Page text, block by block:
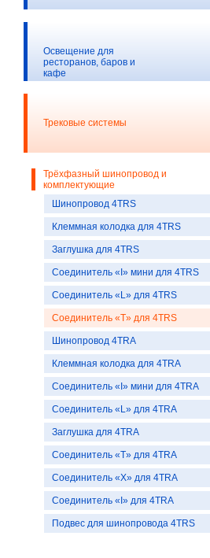
Освещение для
ресторанов, баров и
кафе
Трековые системы
Трёхфазный шинопровод и
комплектующие
Шинопровод 4TRS
Клеммная колодка для 4TRS
Заглушка для 4TRS
Соединитель «I» мини для 4TRS
Соединитель «L» для 4TRS
Соединитель «T» для 4TRS
Шинопровод 4TRA
Клеммная колодка для 4TRA
Соединитель «I» мини для 4TRA
Соединитель «L» для 4TRA
Заглушка для 4TRA
Соединитель «T» для 4TRA
Соединитель «X» для 4TRA
Соединитель «I» для 4TRA
Подвес для шинопровода 4TRS